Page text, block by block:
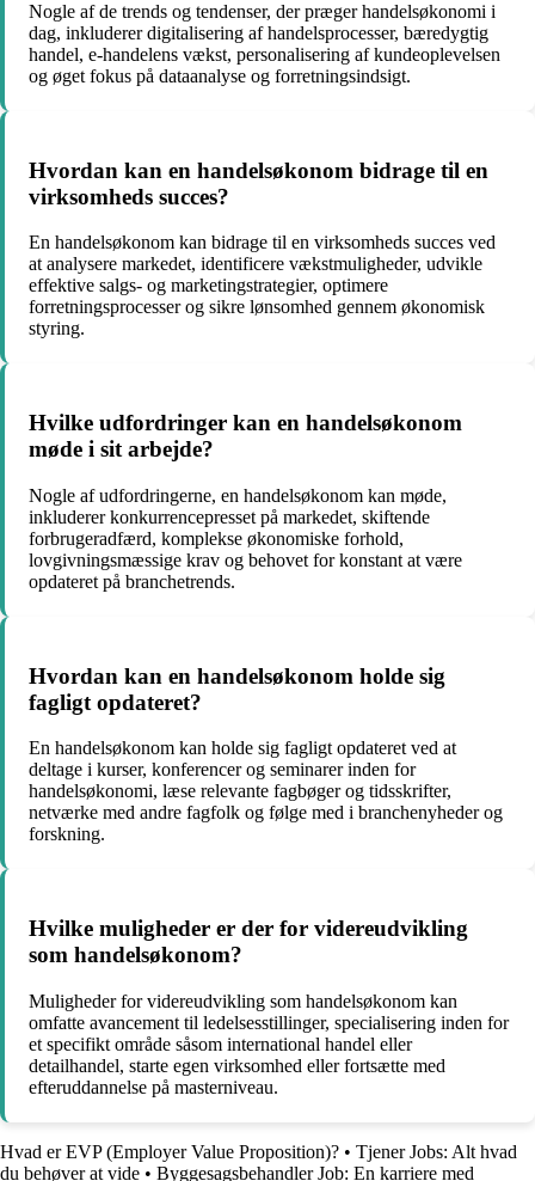
Nogle af de trends og tendenser, der præger handelsøkonomi i
dag, inkluderer digitalisering af handelsprocesser, bæredygtig
handel, e-handelens vækst, personalisering af kundeoplevelsen
og øget fokus på dataanalyse og forretningsindsigt.
Hvordan kan en handelsøkonom bidrage til en
virksomheds succes?
En handelsøkonom kan bidrage til en virksomheds succes ved
at analysere markedet, identificere vækstmuligheder, udvikle
effektive salgs- og marketingstrategier, optimere
forretningsprocesser og sikre lønsomhed gennem økonomisk
styring.
Hvilke udfordringer kan en handelsøkonom
møde i sit arbejde?
Nogle af udfordringerne, en handelsøkonom kan møde,
inkluderer konkurrencepresset på markedet, skiftende
forbrugeradfærd, komplekse økonomiske forhold,
lovgivningsmæssige krav og behovet for konstant at være
opdateret på branchetrends.
Hvordan kan en handelsøkonom holde sig
fagligt opdateret?
En handelsøkonom kan holde sig fagligt opdateret ved at
deltage i kurser, konferencer og seminarer inden for
handelsøkonomi, læse relevante fagbøger og tidsskrifter,
netværke med andre fagfolk og følge med i branchenyheder og
forskning.
Hvilke muligheder er der for videreudvikling
som handelsøkonom?
Muligheder for videreudvikling som handelsøkonom kan
omfatte avancement til ledelsesstillinger, specialisering inden for
et specifikt område såsom international handel eller
detailhandel, starte egen virksomhed eller fortsætte med
efteruddannelse på masterniveau.
Hvad er EVP (Employer Value Proposition)? • Tjener Jobs: Alt hvad
du behøver at vide • Byggesagsbehandler Job: En karriere med